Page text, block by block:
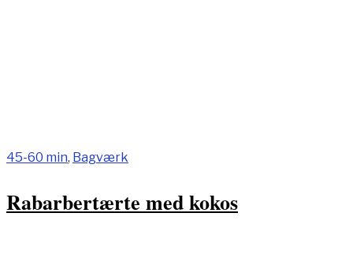
45-60 min, Bagværk
Rabarbertærte med kokos